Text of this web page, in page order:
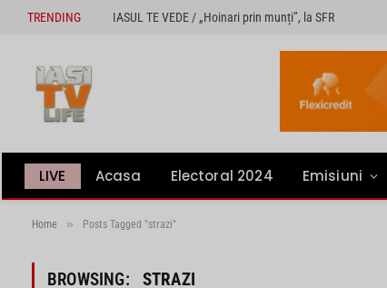
TRENDING IASUL TE VEDE / „Hoinari prin munți”, la SFR
LIVE Acasa Electoral 2024 Emisiuni
Home » Posts Tagged "strazi"
BROWSING: STRAZI